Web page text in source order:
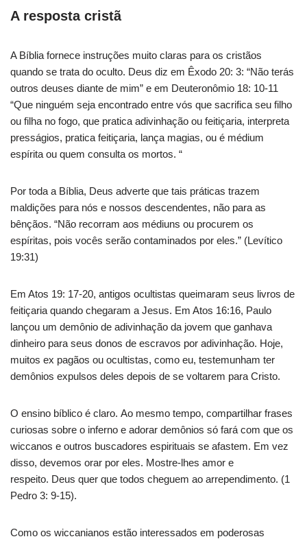
A resposta cristã
A Bíblia fornece instruções muito claras para os cristãos
quando se trata do oculto. Deus diz em Êxodo 20: 3: “Não terás
outros deuses diante de mim” e em Deuteronômio 18: 10-11
“Que ninguém seja encontrado entre vós que sacrifica seu filho
ou filha no fogo, que pratica adivinhação ou feitiçaria, interpreta
presságios, pratica feitiçaria, lança magias, ou é médium
espírita ou quem consulta os mortos. “
Por toda a Bíblia, Deus adverte que tais práticas trazem
maldições para nós e nossos descendentes, não para as
bênçãos. “Não recorram aos médiuns ou procurem os
espíritas, pois vocês serão contaminados por eles.” (Levítico
19:31)
Em Atos 19: 17-20, antigos ocultistas queimaram seus livros de
feitiçaria quando chegaram a Jesus. Em Atos 16:16, Paulo
lançou um demônio de adivinhação da jovem que ganhava
dinheiro para seus donos de escravos por adivinhação. Hoje,
muitos ex pagãos ou ocultistas, como eu, testemunham ter
demônios expulsos deles depois de se voltarem para Cristo.
O ensino bíblico é claro. Ao mesmo tempo, compartilhar frases
curiosas sobre o inferno e adorar demônios só fará com que os
wiccanos e outros buscadores espirituais se afastem. Em vez
disso, devemos orar por eles. Mostre-lhes amor e
respeito. Deus quer que todos cheguem ao arrependimento. (1
Pedro 3: 9-15).
Como os wiccanianos estão interessados ​​em poderosas